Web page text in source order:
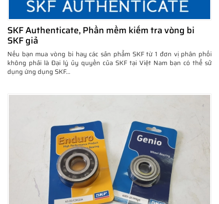
SKF Authenticate, Phần mềm kiểm tra vòng bi
SKF giả
Nếu bạn mua vòng bi hay các sản phẩm SKF từ 1 đơn vị phân phối
không phải là Đại lý ủy quyền của SKF tại Việt Nam bạn có thể sử
dụng ứng dụng SKF...